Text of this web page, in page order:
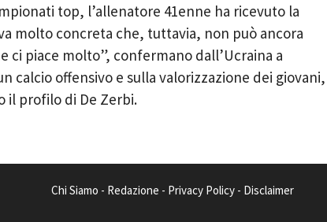
top, l’allenatore 41enne ha ricevuto la
molto concreta che, tuttavia, non può ancora
ci piace molto”, confermano dall’Ucraina a
calcio offensivo e sulla valorizzazione dei giovani,
il profilo di De Zerbi.
Chi Siamo - Redazione - Privacy Policy - Disclaimer